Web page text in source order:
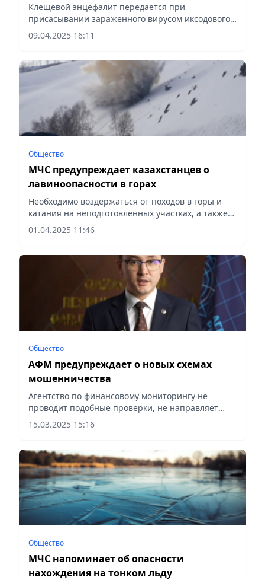
Клещевой энцефалит передается при
присасывании зараженного вирусом иксодового
клеща, сообщает Vecher.kz.
09.04.2025 16:11
Общество
МЧС предупреждает казахстанцев о
лавиноопасности в горах
Необходимо воздержаться от походов в горы и
катания на неподготовленных участках, а также
соблюдать правила поведения в горах, сообщает
Vecher.kz.
01.04.2025 11:46
Общество
АФМ предупреждает о новых схемах
мошенничества
Агентство по финансовому мониторингу не
проводит подобные проверки, не направляет
запросы и не производит обзвон физических лиц,
сообщает Vecher.kz.
15.03.2025 15:16
Общество
МЧС напоминает об опасности
нахождения на тонком льду